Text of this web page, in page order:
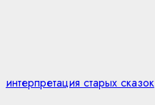
интерпретация старых сказок